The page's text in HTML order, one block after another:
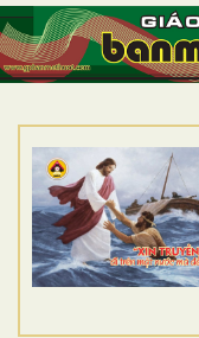
TRANG NHẤT
GIỚI THIỆU
DÒNG TU
BAN MỤC VỤ
ĐOÀN THỂ CG